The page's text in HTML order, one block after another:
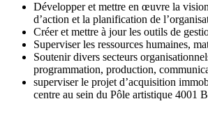
Développer et mettre en œuvre la
d’action et la planification de
Créer et mettre à jour les outils de
Superviser les ressources humaines,
Soutenir divers secteurs
programmation, production,
superviser le projet d’acquisition
centre au sein du Pôle artistique 4001